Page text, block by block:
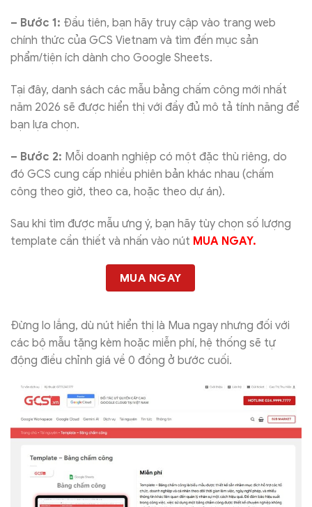
– Bước 1: Đầu tiên, bạn hãy truy cập vào trang web
chính thức của GCS Vietnam và tìm đến mục sản
phẩm/tiện ích dành cho Google Sheets.
Tại đây, danh sách các mẫu bảng chấm công mới nhất
năm 2026 sẽ được hiển thị với đầy đủ mô tả tính năng để
bạn lựa chọn.
– Bước 2: Mỗi doanh nghiệp có một đặc thù riêng, do
đó GCS cung cấp nhiều phiên bản khác nhau (chấm
công theo giờ, theo ca, hoặc theo dự án).
Sau khi tìm được mẫu ưng ý, bạn hãy tùy chọn số lượng
template cần thiết và nhấn vào nút MUA NGAY.
MUA NGAY
Đừng lo lắng, dù nút hiển thị là Mua ngay nhưng đối với
các bộ mẫu tặng kèm hoặc miễn phí, hệ thống sẽ tự
động điều chỉnh giá về 0 đồng ở bước cuối.